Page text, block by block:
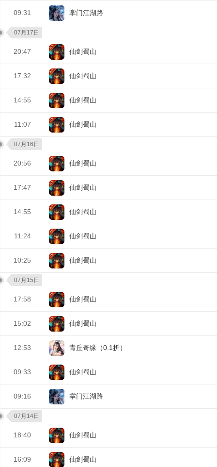
09:31 掌门江湖路
07月17日
20:47 仙剑蜀山
17:32 仙剑蜀山
14:55 仙剑蜀山
11:07 仙剑蜀山
07月16日
20:56 仙剑蜀山
17:47 仙剑蜀山
14:55 仙剑蜀山
11:24 仙剑蜀山
10:25 仙剑蜀山
07月15日
17:58 仙剑蜀山
15:02 仙剑蜀山
12:53 青丘奇缘（0.1折）
09:33 仙剑蜀山
09:16 掌门江湖路
07月14日
18:40 仙剑蜀山
16:09 仙剑蜀山